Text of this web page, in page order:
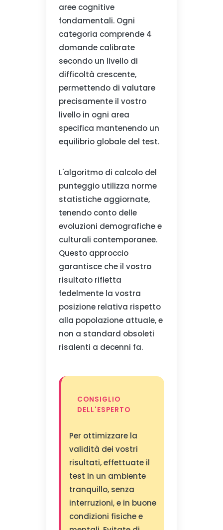
aree cognitive
fondamentali. Ogni
categoria comprende 4
domande calibrate
secondo un livello di
difficoltà crescente,
permettendo di valutare
precisamente il vostro
livello in ogni area
specifica mantenendo un
equilibrio globale del test.
L'algoritmo di calcolo del
punteggio utilizza norme
statistiche aggiornate,
tenendo conto delle
evoluzioni demografiche e
culturali contemporanee.
Questo approccio
garantisce che il vostro
risultato rifletta
fedelmente la vostra
posizione relativa rispetto
alla popolazione attuale, e
non a standard obsoleti
risalenti a decenni fa.
CONSIGLIO
DELL'ESPERTO
Per ottimizzare la
validità dei vostri
risultati, effettuate il
test in un ambiente
tranquillo, senza
interruzioni, e in buone
condizioni fisiche e